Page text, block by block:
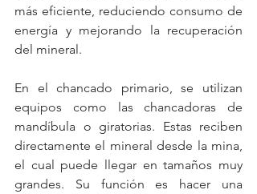
más eficiente, reduciendo consumo de
energía y mejorando la recuperación
del mineral.
En el chancado primario, se utilizan
equipos como las chancadoras de
mandíbula o giratorias. Estas reciben
directamente el mineral desde la mina,
el cual puede llegar en tamaños muy
grandes. Su función es hacer una